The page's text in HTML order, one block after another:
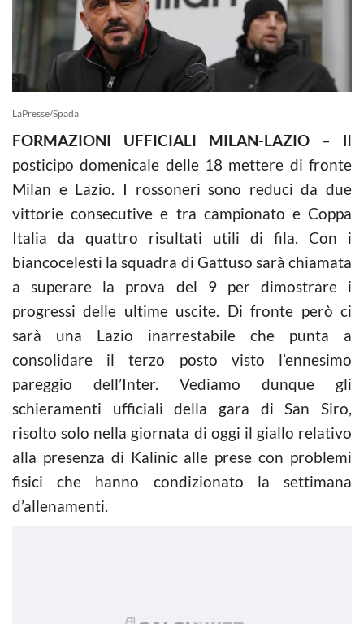
LaPresse/Spada
FORMAZIONI UFFICIALI MILAN-LAZIO – Il
posticipo domenicale delle 18 mettere di fronte
Milan e Lazio. I rossoneri sono reduci da due
vittorie consecutive e tra campionato e Coppa
Italia da quattro risultati utili di fila. Con i
biancocelesti la squadra di Gattuso sarà chiamata
a superare la prova del 9 per dimostrare i
progressi delle ultime uscite. Di fronte però ci
sarà una Lazio inarrestabile che punta a
consolidare il terzo posto visto l’ennesimo
pareggio dell’Inter. Vediamo dunque gli
schieramenti ufficiali della gara di San Siro,
risolto solo nella giornata di oggi il giallo relativo
alla presenza di Kalinic alle prese con problemi
fisici che hanno condizionato la settimana
d’allenamenti.